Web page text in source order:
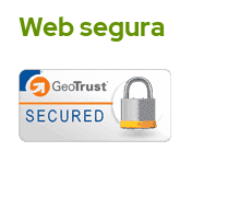
Web segura